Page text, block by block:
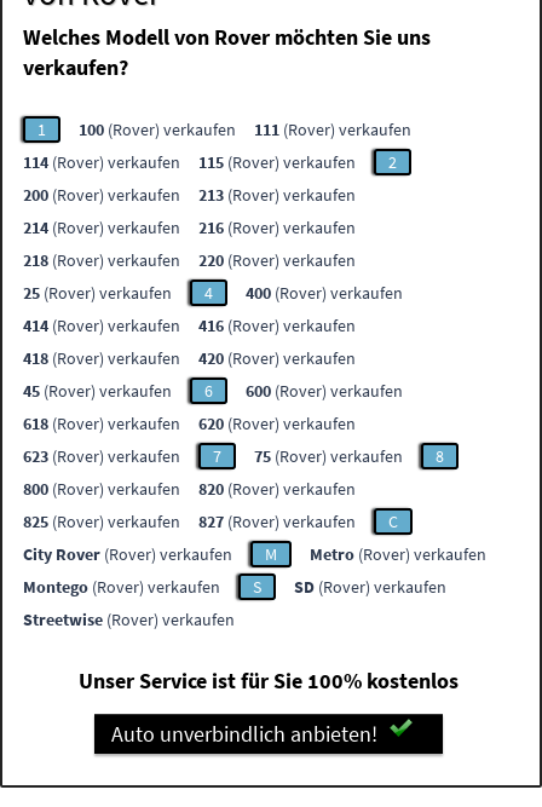
Welches Modell von Rover möchten Sie uns
verkaufen?
1 100 (Rover) verkaufen 111 (Rover) verkaufen
114 (Rover) verkaufen 115 (Rover) verkaufen
2
200 (Rover) verkaufen 213 (Rover) verkaufen
214 (Rover) verkaufen 216 (Rover) verkaufen
218 (Rover) verkaufen 220 (Rover) verkaufen
25 (Rover) verkaufen 4 400 (Rover) verkaufen
414 (Rover) verkaufen 416 (Rover) verkaufen
418 (Rover) verkaufen 420 (Rover) verkaufen
45 (Rover) verkaufen 6 600 (Rover) verkaufen
618 (Rover) verkaufen 620 (Rover) verkaufen
623 (Rover) verkaufen 7 75 (Rover) verkaufen
8
800 (Rover) verkaufen 820 (Rover) verkaufen
825 (Rover) verkaufen 827 (Rover) verkaufen
C
City Rover (Rover) verkaufen M Metro (Rover) verkaufen
Montego (Rover) verkaufen S SD (Rover) verkaufen
Streetwise (Rover) verkaufen
Unser Service ist für Sie 100% kostenlos
Auto unverbindlich anbieten!